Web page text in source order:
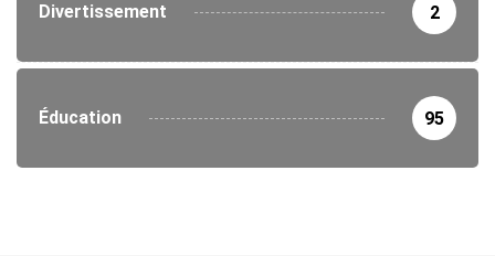
Divertissement 2
Éducation 95